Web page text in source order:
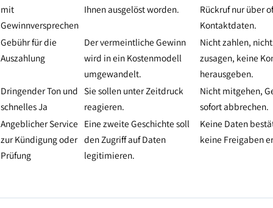
mit
Gewinnversprechen
Ihnen ausgelöst worden.
Rückruf nur über
Kontaktdaten.
Gebühr für die
Auszahlung
Der vermeintliche Gewinn
wird in ein Kostenmodell
umgewandelt.
Nicht zahlen,
zusagen, keine
herausgeben.
Dringender Ton und
schnelles Ja
Sie sollen unter Zeitdruck
reagieren.
Nicht mitgehen,
sofort abbrechen.
Angeblicher Service
zur Kündigung oder
Prüfung
Eine zweite Geschichte soll
den Zugriff auf Daten
legitimieren.
Keine Daten
keine Freigaben